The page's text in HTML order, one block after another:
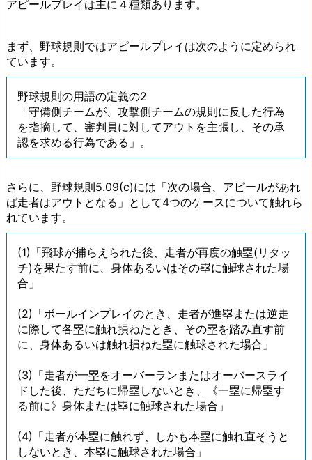
アピールプレイは主に４種類あります。
まず、野球規則ではアピールプレイは次のように定められ
ています。
野球規則の用語の定義の2
「守備側チームが、攻撃側チームの規則に反した行為
を指摘して、審判員に対してアウトを主張し、その承
認を求める行為である」。
さらに、野球規則5.09(c)には「次の場合、アピールがあれ
ば走者はアウトとなる」として4つのケースについて触れら
れています。
(1)「飛球が捕らえられた後、走者が再度の触塁(リタッ
チ)を果たす前に、身体あるいはその塁に触球された場
合」
(2)「ボールインプレイのとき、走者が進塁または逆走
に際して各塁に触れ損ねたとき、その塁を踏み直す前
に、身体あるいは触れ損ねた塁に触球された場合」
(3)「走者が一塁をオーバーランまたはオーバースライ
ドした後、ただちに帰塁しないとき、《一塁に帰塁す
る前に》身体または塁に触球された場合」
(4)「走者が本塁に触れず、しかも本塁に触れ直そうと
しないとき、本塁に触球された場合」